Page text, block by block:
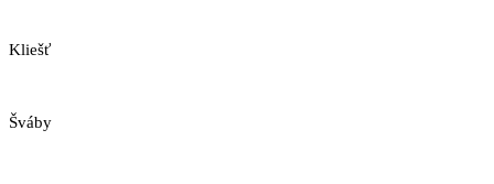
Kliešť
Šváby